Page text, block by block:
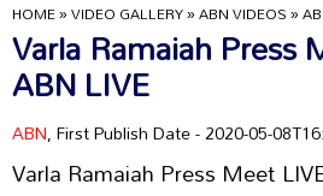
HOME»VIDEO GALLERY»ABN VIDEOS»
Varla Ramaiah Press
ABN LIVE
ABN, First Publish Date - 2020-05-
Varla Ramaiah Press Meet